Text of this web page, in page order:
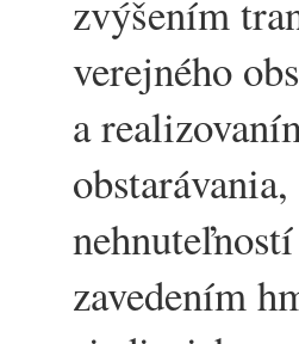
zvýšením
verejného
a
zavedením